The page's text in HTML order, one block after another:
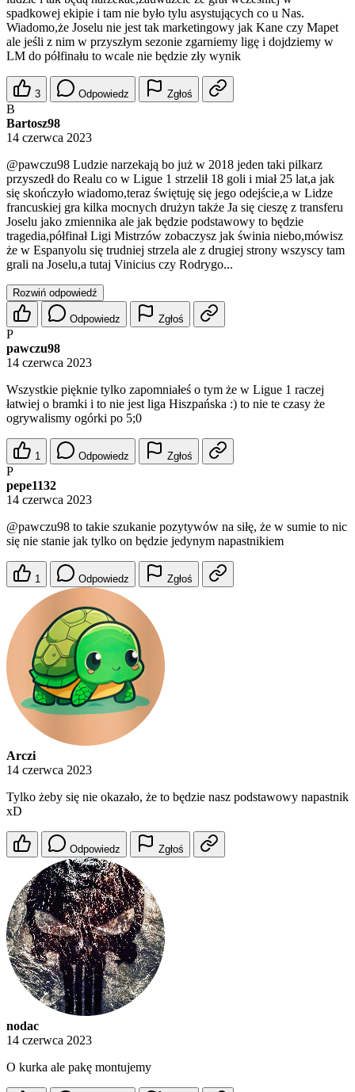
spadkowej ekipie i tam nie było tylu asystujących co u Nas.
Wiadomo,że Joselu nie jest tak marketingowy jak Kane czy Mapet
ale jeśli z nim w przyszłym sezonie zgarniemy ligę i dojdziemy w
LM do półfinału to wcale nie będzie zły wynik
3 Odpowiedz Zgłoś
B
Bartosz98
14 czerwca 2023
@pawczu98 Ludzie narzekają bo już w 2018 jeden taki pilkarz
przyszedł do Realu co w Ligue 1 strzelił 18 goli i miał 25 lat,a jak
się skończyło wiadomo,teraz świętuję się jego odejście,a w Lidze
francuskiej gra kilka mocnych drużyn także Ja się cieszę z transferu
Joselu jako zmiennika ale jak będzie podstawowy to będzie
tragedia,półfinał Ligi Mistrzów zobaczysz jak świnia niebo,mówisz
że w Espanyolu się trudniej strzela ale z drugiej strony wszyscy tam
grali na Joselu,a tutaj Vinicius czy Rodrygo...
Rozwiń odpowiedź
Odpowiedz Zgłoś
P
pawczu98
14 czerwca 2023
Wszystkie pięknie tylko zapomniałeś o tym że w Ligue 1 raczej
łatwiej o bramki i to nie jest liga Hiszpańska :) to nie te czasy że
ogrywalismy ogórki po 5;0
1 Odpowiedz Zgłoś
P
pepe1132
14 czerwca 2023
@pawczu98 to takie szukanie pozytywów na siłę, że w sumie to nic
się nie stanie jak tylko on będzie jedynym napastnikiem
1 Odpowiedz Zgłoś
Arczi
14 czerwca 2023
Tylko żeby się nie okazało, że to będzie nasz podstawowy napastnik
xD
Odpowiedz Zgłoś
nodac
14 czerwca 2023
O kurka ale pakę montujemy